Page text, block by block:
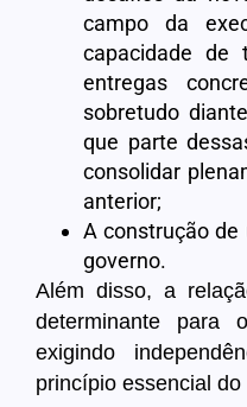
campo da
capacidade de
entregas
sobretudo
que parte
consolidar
anterior;
A construção de
governo.
Além disso, a
determinante para
exigindo
princípio essencial